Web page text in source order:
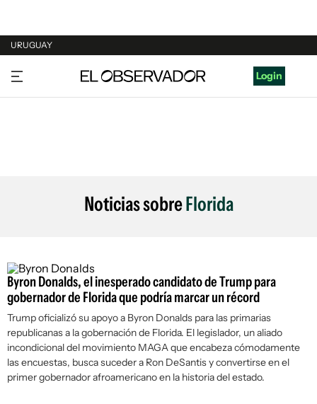
URUGUAY
URUGUAY
ARGENTINA
Login
Noticias sobreFlorida
Byron Donalds, el inesperado candidato de Trump para
gobernador de Florida que podría marcar un récord
Trump oficializó su apoyo a Byron Donalds para las primarias
republicanas a la gobernación de Florida. El legislador, un aliado
incondicional del movimiento MAGA que encabeza cómodamente
las encuestas, busca suceder a Ron DeSantis y convertirse en el
primer gobernador afroamericano en la historia del estado.